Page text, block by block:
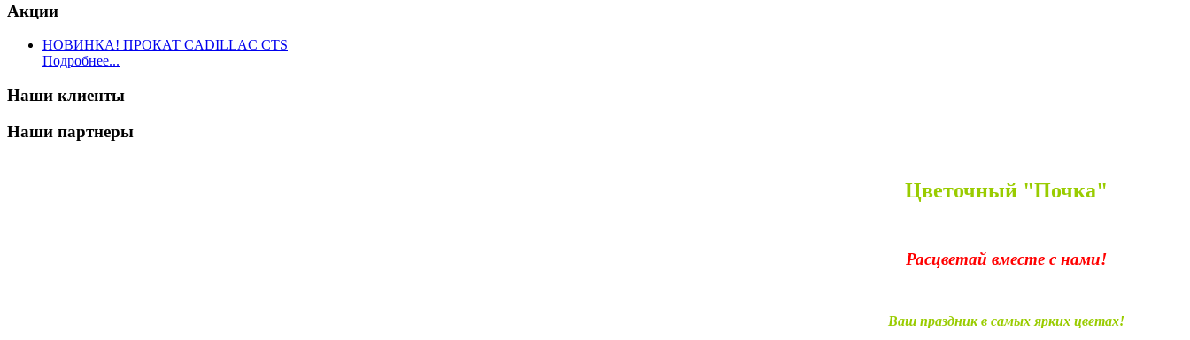
Акции
НОВИНКА! ПРОКАТ CADILLAC CTS
Подробнее...
Наши клиенты
Наши партнеры
Цветочный "Почка"
Расцветай вместе с нами!
Ваш праздник в самых ярких цветах!